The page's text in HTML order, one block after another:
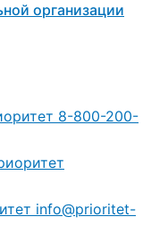
организации
8-800-200-
info@prioritet-